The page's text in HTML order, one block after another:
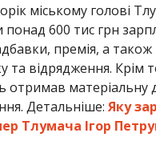
міському голові
понад 600 тис грн
премія, а також
та відрядження. Крім
отримав матеріальну
Детальніше: Яку
Тлумача Ігор